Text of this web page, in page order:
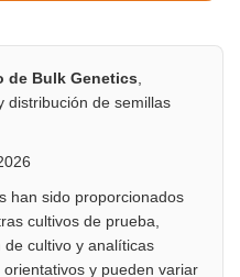
de Bulk Genetics
distribución de semillas
han sido proporcionados
cultivos de prueba,
cultivo y analíticas
y pueden variar